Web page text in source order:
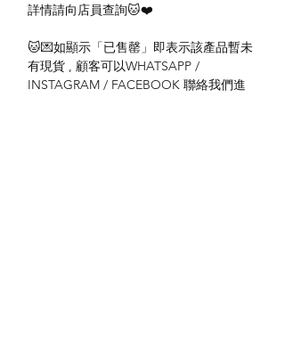
詳情請向店員查詢🐱❤️
🐱💌如顯示「已售罄」即表示該產品暫未
有現貨 , 顧客可以WHATSAPP /
INSTAGRAM / FACEBOOK 聯絡我們進